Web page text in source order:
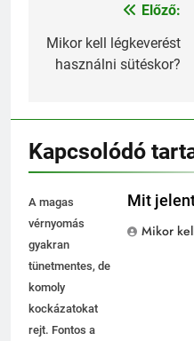
Bejegyzés
navigáció
Előző:
Mikor kell légkeverést
használni sütéskor?
Kapcsolódó
A magas
vérnyomás
gyakran
tünetmentes, de
komoly
kockázatokat
rejt. Fontos a
Mit
Mikor